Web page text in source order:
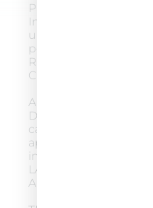
PREPARAZIONE
Indossare i guanti in
una piccola quantità
per poi procedere
RIUTILIZZARE I
CURA.
APPLICAZIONE
Distribuire il prodotto
capelli asciutti. La
applicata su tutti i
interessate. AL
LAVARE LA
ABBONDANTE ACQUA.